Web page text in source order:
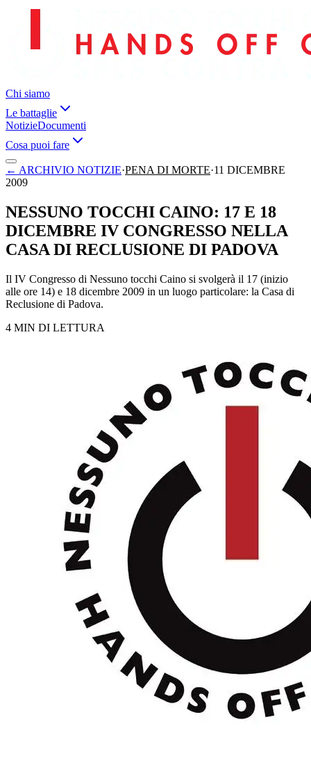
Chi siamo
Le battaglie
NotizieDocumenti
Cosa puoi fare
← ARCHIVIO NOTIZIE·PENA DI MORTE·11 DICEMBRE
2009
NESSUNO TOCCHI CAINO: 17 E 18
DICEMBRE IV CONGRESSO NELLA
CASA DI RECLUSIONE DI PADOVA
Il IV Congresso di Nessuno tocchi Caino si svolgerà il 17 (inizio
alle ore 14) e 18 dicembre 2009 in un luogo particolare: la Casa di
Reclusione di Padova.
4 MIN DI LETTURA